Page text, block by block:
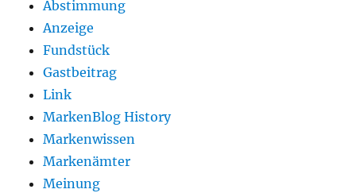
Abstimmung
Anzeige
Fundstück
Gastbeitrag
Link
MarkenBlog History
Markenwissen
Markenämter
Meinung